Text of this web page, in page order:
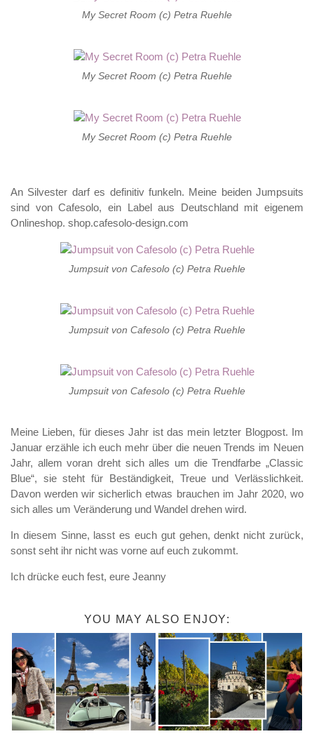
My Secret Room (c) Petra Ruehle
My Secret Room (c) Petra Ruehle
My Secret Room (c) Petra Ruehle
An Silvester darf es definitiv funkeln. Meine beiden Jumpsuits
sind von Cafesolo, ein Label aus Deutschland mit eigenem
Onlineshop. shop.cafesolo-design.com
Jumpsuit von Cafesolo (c) Petra Ruehle
Jumpsuit von Cafesolo (c) Petra Ruehle
Jumpsuit von Cafesolo (c) Petra Ruehle
Meine Lieben, für dieses Jahr ist das mein letzter Blogpost. Im
Januar erzähle ich euch mehr über die neuen Trends im Neuen
Jahr, allem voran dreht sich alles um die Trendfarbe „Classic
Blue“, sie steht für Beständigkeit, Treue und Verlässlichkeit.
Davon werden wir sicherlich etwas brauchen im Jahr 2020, wo
sich alles um Veränderung und Wandel drehen wird.
In diesem Sinne, lasst es euch gut gehen, denkt nicht zurück,
sonst seht ihr nicht was vorne auf euch zukommt.
Ich drücke euch fest, eure Jeanny
YOU MAY ALSO ENJOY: